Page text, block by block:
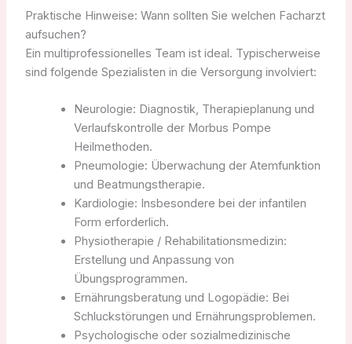
Praktische Hinweise: Wann sollten Sie welchen Facharzt
aufsuchen?
Ein multiprofessionelles Team ist ideal. Typischerweise
sind folgende Spezialisten in die Versorgung involviert:
Neurologie: Diagnostik, Therapieplanung und
Verlaufskontrolle der Morbus Pompe
Heilmethoden.
Pneumologie: Überwachung der Atemfunktion
und Beatmungstherapie.
Kardiologie: Insbesondere bei der infantilen
Form erforderlich.
Physiotherapie / Rehabilitationsmedizin:
Erstellung und Anpassung von
Übungsprogrammen.
Ernährungsberatung und Logopädie: Bei
Schluckstörungen und Ernährungsproblemen.
Psychologische oder sozialmedizinische